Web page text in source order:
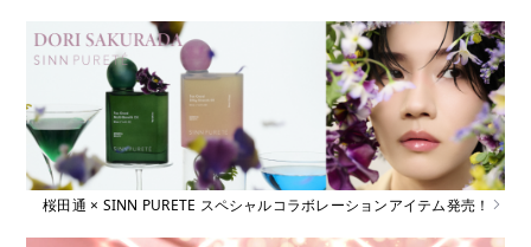
桜田通 × SINN PURETE スペシャルコラボレーションアイテム発売！